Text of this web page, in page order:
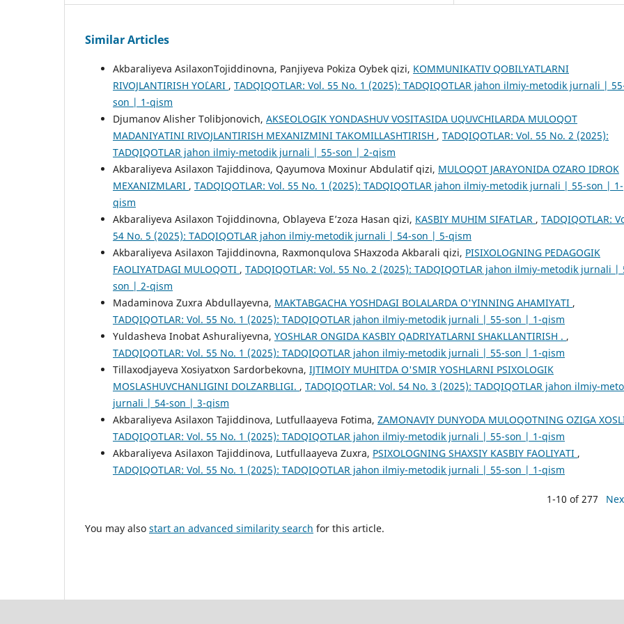
Similar Articles
Akbaraliyeva AsilaxonTojiddinovna, Panjiyeva Pokiza Oybek qizi, KOMMUNIKATIV QOBILYATLARNI
RIVOJLANTIRISH YO`LARI , TADQIQOTLAR: Vol. 55 No. 1 (2025): TADQIQOTLAR jahon ilmiy-metodik jurnali |
son | 1-qism
Djumanov Alisher Tolibjonovich, AKSEOLOGIK YONDASHUV VOSITASIDA UQUVCHILARDA MULOQOT
MADANIYATINI RIVOJLANTIRISH MEXANIZMINI TAKOMILLASHTIRISH , TADQIQOTLAR: Vol. 55 No. 2 (2025):
TADQIQOTLAR jahon ilmiy-metodik jurnali | 55-son | 2-qism
Akbaraliyeva Asilaxon Tajiddinova, Qayumova Moxinur Abdulatif qizi, MULOQOT JARAYONIDA OʻZARO IDROK
MEXANIZMLARI , TADQIQOTLAR: Vol. 55 No. 1 (2025): TADQIQOTLAR jahon ilmiy-metodik jurnali | 55-son | 1-
qism
Akbaraliyeva Asilaxon Tojiddinovna, Oblayeva E’zoza Hasan qizi, KASBIY MUHIM SIFATLAR , TADQIQOTLAR:
54 No. 5 (2025): TADQIQOTLAR jahon ilmiy-metodik jurnali | 54-son | 5-qism
Akbaraliyeva Asilaxon Tajiddinovna, Raxmonqulova SHaxzoda Akbarali qizi, PISIXOLOGNING PEDAGOGIK
FAOLIYATDAGI MULOQOTI , TADQIQOTLAR: Vol. 55 No. 2 (2025): TADQIQOTLAR jahon ilmiy-metodik jurnali |
son | 2-qism
Madaminova Zuxra Abdullayevna, MAKTABGACHA YOSHDAGI BOLALARDA O'YINNING AHAMIYATI ,
TADQIQOTLAR: Vol. 55 No. 1 (2025): TADQIQOTLAR jahon ilmiy-metodik jurnali | 55-son | 1-qism
Yuldasheva Inobat Ashuraliyevna, YOSHLAR ONGIDA KASBIY QADRIYATLARNI SHAKLLANTIRISH . ,
TADQIQOTLAR: Vol. 55 No. 1 (2025): TADQIQOTLAR jahon ilmiy-metodik jurnali | 55-son | 1-qism
Tillaxodjayeva Xosiyatxon Sardorbekovna, IJTIMOIY MUHITDA O'SMIR YOSHLARNI PSIXOLOGIK
MOSLASHUVCHANLIGINI DOLZARBLIGI. , TADQIQOTLAR: Vol. 54 No. 3 (2025): TADQIQOTLAR jahon ilmiy-
jurnali | 54-son | 3-qism
Akbaraliyeva Asilaxon Tajiddinova, Lutfullaayeva Fotima, ZAMONAVIY DUNYODA MULOQOTNING OZIGA
TADQIQOTLAR: Vol. 55 No. 1 (2025): TADQIQOTLAR jahon ilmiy-metodik jurnali | 55-son | 1-qism
Akbaraliyeva Asilaxon Tajiddinova, Lutfullaayeva Zuxra, PSIXOLOGNING SHAXSIY KASBIY FAOLIYATI ,
TADQIQOTLAR: Vol. 55 No. 1 (2025): TADQIQOTLAR jahon ilmiy-metodik jurnali | 55-son | 1-qism
1-10 of 277
You may also start an advanced similarity search for this article.